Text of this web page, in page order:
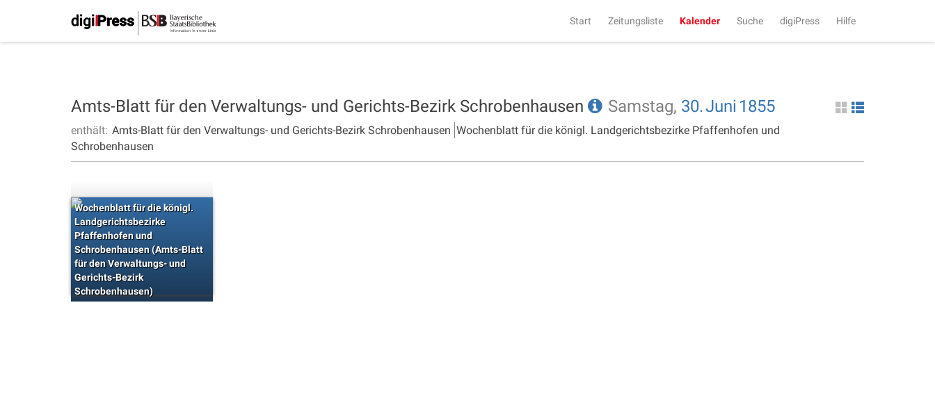
Start Zeitungsliste Kalender Suche digiPress Hilfe
Amts-Blatt für den Verwaltungs- und Gerichts-Bezirk Schrobenhausen Samstag, 30.Juni 1855
enthält: Amts-Blatt für den Verwaltungs- und Gerichts-Bezirk Schrobenhausen Wochenblatt für die königl. Landgerichtsbezirke Pfaffenhofen und
Schrobenhausen
Wochenblatt für die königl.
Landgerichtsbezirke
Pfaffenhofen und
Schrobenhausen (Amts-Blatt
für den Verwaltungs- und
Gerichts-Bezirk
Schrobenhausen)